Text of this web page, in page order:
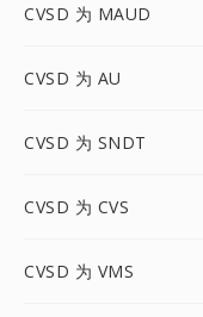
CVSD 为 MAUD
CVSD 为 AU
CVSD 为 SNDT
CVSD 为 CVS
CVSD 为 VMS